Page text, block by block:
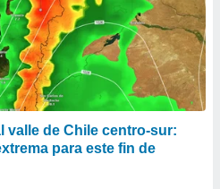
valle de Chile centro-sur:
para este fin de